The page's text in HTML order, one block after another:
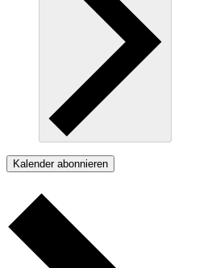
Kalender abonnieren